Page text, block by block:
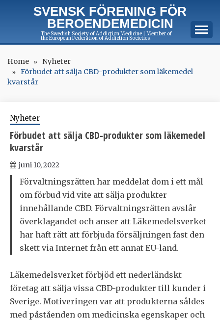
SVENSK FÖRENING FÖR
BEROENDEMEDICIN
The Swedish Society of Addiction Medicine | Member of
the European Federation of Addiction Societies.
Home
Nyheter
Förbudet att sälja CBD-produkter som läkemedel
kvarstår
Nyheter
Förbudet att sälja CBD-produkter som läkemedel
kvarstår
juni 10, 2022
Förvaltningsrätten har meddelat dom i ett mål
om förbud vid vite att sälja produkter
innehållande CBD. Förvaltningsrätten avslår
överklagandet och anser att Läkemedelsverket
har haft rätt att förbjuda försäljningen fast den
skett via Internet från ett annat EU-land.
Läkemedelsverket förbjöd ett nederländskt
företag att sälja vissa CBD-produkter till kunder i
Sverige. Motiveringen var att produkterna såldes
med påståenden om medicinska egenskaper och